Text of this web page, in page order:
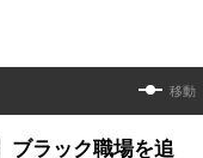
移動
ブラック職場を追